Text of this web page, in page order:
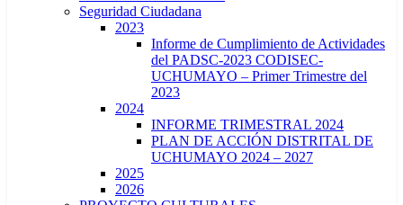
Seguridad Ciudadana
2023
Informe de Cumplimiento de Actividades
del PADSC-2023 CODISEC-
UCHUMAYO – Primer Trimestre del
2023
2024
INFORME TRIMESTRAL 2024
PLAN DE ACCIÓN DISTRITAL DE
UCHUMAYO 2024 – 2027
2025
2026